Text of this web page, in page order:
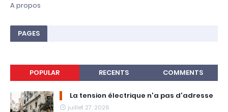
A propos
PAGES
POPULAR RECENTS COMMENTS
La tension électrique n'a pas d'adresse
juillet 27, 2026